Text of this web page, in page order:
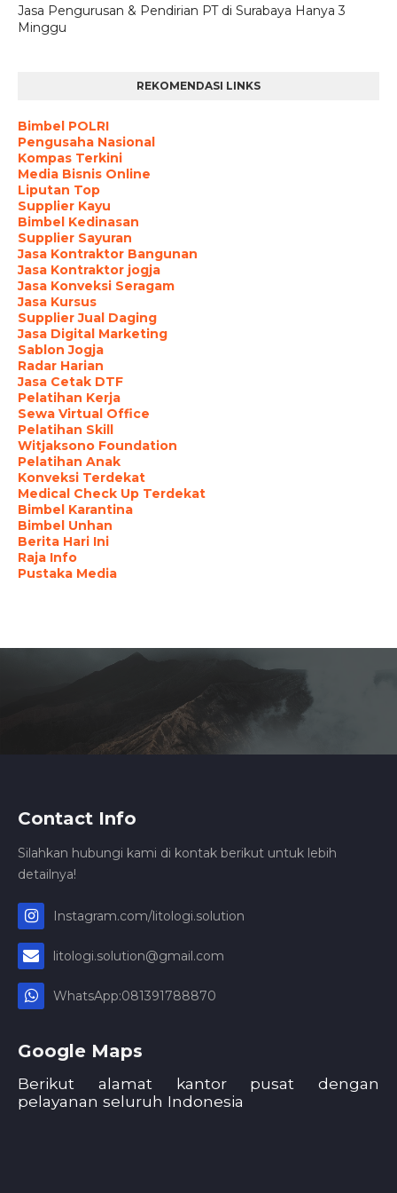
Jasa Pengurusan & Pendirian PT di Surabaya Hanya 3
Minggu
REKOMENDASI LINKS
Bimbel POLRI
Pengusaha Nasional
Kompas Terkini
Media Bisnis Online
Liputan Top
Supplier Kayu
Bimbel Kedinasan
Supplier Sayuran
Jasa Kontraktor Bangunan
Jasa Kontraktor jogja
Jasa Konveksi Seragam
Jasa Kursus
Supplier Jual Daging
Jasa Digital Marketing
Sablon Jogja
Radar Harian
Jasa Cetak DTF
Pelatihan Kerja
Sewa Virtual Office
Pelatihan Skill
Witjaksono Foundation
Pelatihan Anak
Konveksi Terdekat
Medical Check Up Terdekat
Bimbel Karantina
Bimbel Unhan
Berita Hari Ini
Raja Info
Pustaka Media
Contact Info
Silahkan hubungi kami di kontak berikut untuk lebih
detailnya!
Instagram.com/litologi.solution
litologi.solution@gmail.com
WhatsApp:081391788870
Google Maps
Berikut alamat kantor pusat dengan
pelayanan seluruh Indonesia